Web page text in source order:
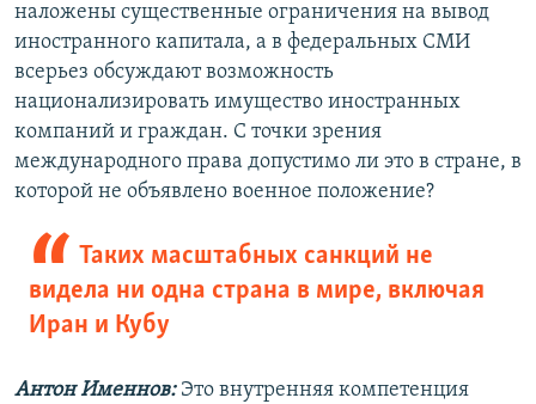
наложены существенные ограничения на вывод
иностранного капитала, а в федеральных СМИ
всерьез обсуждают возможность
национализировать имущество иностранных
компаний и граждан. С точки зрения
международного права допустимо ли это в стране, в
которой не объявлено военное положение?
Таких масштабных санкций не
видела ни одна страна в мире, включая
Иран и Кубу
Антон Именнов:Это внутренняя компетенция